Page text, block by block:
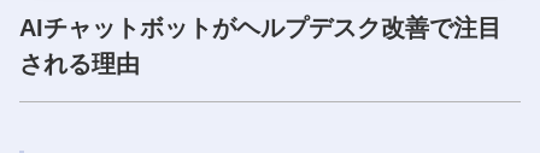
AIチャットボットがヘルプデスク改善で注目
される理由